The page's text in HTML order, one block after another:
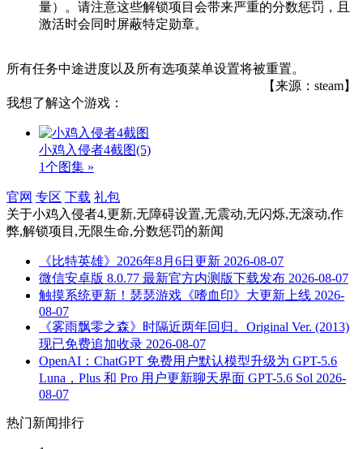
量）。请注意这些解锁项目会带来严重的分数惩罚，且
激活时会同时屏蔽特定勋章。
所有任务中途进度以及所有选项菜单设置将被重置。
【来源：steam】
我想了解这个游戏：
小鸡入侵者4截图(5)
1个图集 »
官网 专区 下载 礼包
关于小鸡入侵者4,更新,无障碍设置,无震动,无闪烁,无滚动,作
弊,解锁项目,无限生命,分数惩罚的新闻
《比特英雄》2026年8月6日更新 2026-08-07
微信安卓版 8.0.77 最新官方内测版下载发布 2026-08-07
触摸系统更新！瑟瑟游戏《嗜血印》大更新上线 2026-
08-07
《雾雨飘零之森》时隔近两年回归。Original Ver. (2013)
现已免费追加收录 2026-08-07
OpenAI：ChatGPT 免费用户默认模型升级为 GPT-5.6
Luna，Plus 和 Pro 用户更新聊天界面 GPT-5.6 Sol 2026-
08-07
热门新闻排行